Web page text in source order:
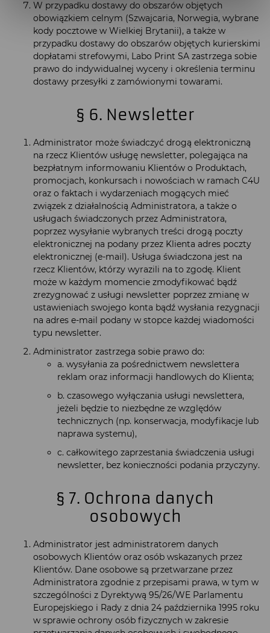
W przypadku dostawy do obszarów objętych
obowiązkiem celnym (Szwajcaria, Norwegia, wybrane
kody pocztowe w Wielkiej Brytanii), a także w
przypadku dostawy do obszarów objętych kurierskimi
dopłatami strefowymi, Labo Print SA zastrzega sobie
prawo do indywidualnej wyceny i określenia terminu
dostawy przesyłki z zamówionymi towarami.
§ 6. Newsletter
Administrator może świadczyć drogą elektroniczną
na rzecz Klientów usługę newsletter, polegająca na
bezpłatnym informowaniu Klientów o Produktach,
promocjach, konkursach i nowościach w ramach C4U
oraz o faktach i wydarzeniach mogących mieć
związek z działalnością Administratora, a także o
usługach świadczonych przez Administratora,
poprzez wysyłanie wybranych treści drogą poczty
elektronicznej na podany przez Klienta adres poczty
elektronicznej (e-mail). Usługa świadczona jest na
rzecz Klientów, którzy wyrazili na to zgodę. Klient
może w każdym momencie zmodyfikować bądź
zrezygnować z usługi newsletter poprzez zmianę w
ustawieniach swojego konta bądź wysłania rezygnacji
na adres e-mail podany w stopce każdej wiadomości
typu newsletter.
Administrator zastrzega sobie prawo do:
a. wysyłania za pośrednictwem newslettera
reklam oraz informacji handlowych do Klienta;
b. czasowego wyłączania usługi newslettera,
jeżeli będzie to niezbędne ze względów
technicznych (np. konserwacja, modyfikacje lub
naprawa systemu),
c. całkowitego zaprzestania świadczenia usługi
newsletter, bez konieczności podania przyczyny.
§ 7. Ochrona danych
osobowych
Administrator jest administratorem danych
osobowych Klientów oraz osób wskazanych przez
Klientów. Dane osobowe są przetwarzane przez
Administratora zgodnie z przepisami prawa, w tym w
szczególności z Dyrektywą 95/26/WE Parlamentu
Europejskiego i Rady z dnia 24 października 1995 roku
w sprawie ochrony osób fizycznych w zakresie